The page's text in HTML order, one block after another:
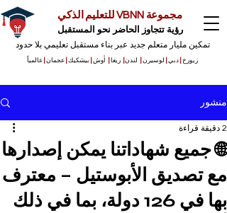
مجموعة VBNN للتعليم الذكي
رؤية تتجاوز الحاضر نحو المستقبل
تمكين مليار متعلم جديد عبر بناء مستقبل تعليمي بلا حدود
زيورخ دبي لوسيرن لندن ريغا أوش بيشكيك عجمان |عالمياً
منشور
🌐 جميع شهاداتنا يمكن إصدارها
مع تصديق الأبوستيل – معترف
بها في 126 دولة، بما في ذلك
2 دقيقة قراءة